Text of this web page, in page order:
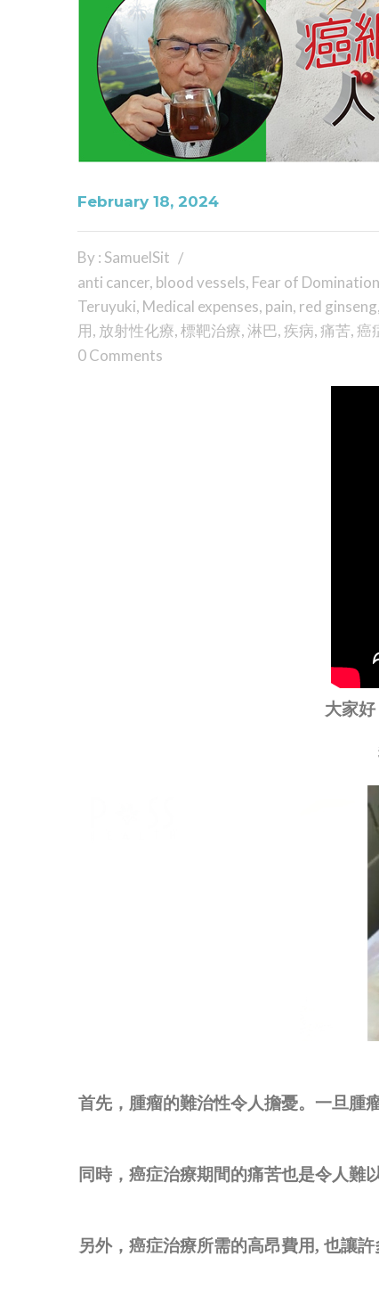
February 18, 2024
By : SamuelSit
anti cancer, blood vessels, Fear of Domination
Teruyuki, Medical expenses, pain, red ginseng,
用, 放射性化療,標靶治療,淋巴,疾病,痛苦,癌
0 Comments
大家
首先，腫瘤的難治性令人擔憂。一旦腫
同時，癌症治療期間的痛苦也是令人難
另外，癌症治療所需的高昂費用, 也讓許